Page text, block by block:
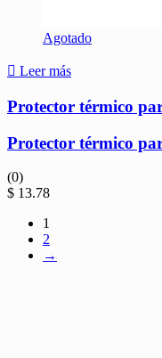
Agotado
Leer más
Protector térmico
Protector térmico
(0)
$ 13.78
1
2
→